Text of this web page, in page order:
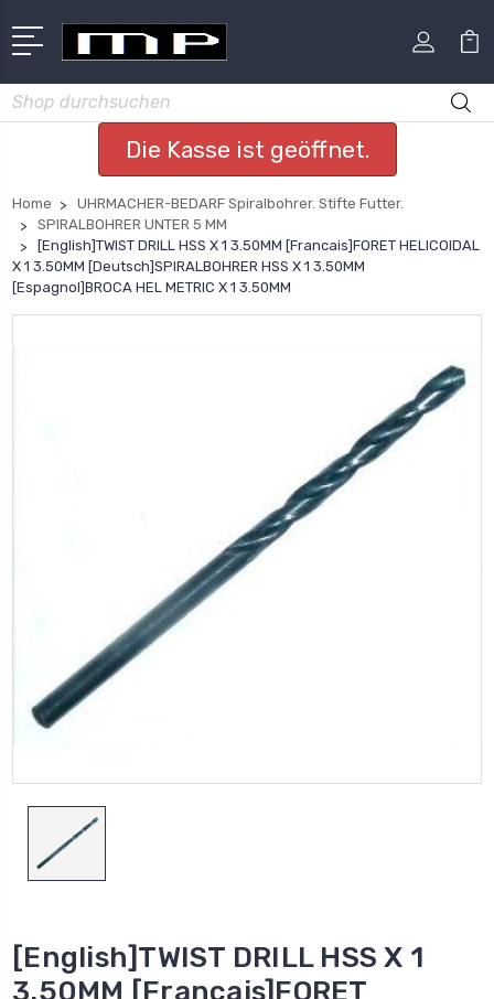
Suchen
Die Kasse ist geöffnet.
Home
UHRMACHER-BEDARF Spiralbohrer. Stifte Futter.
SPIRALBOHRER UNTER 5 MM
[English]TWIST DRILL HSS X 1 3.50MM [Francais]FORET HELICOIDAL
X 1 3.50MM [Deutsch]SPIRALBOHRER HSS X 1 3.50MM
[Espagnol]BROCA HEL METRIC X 1 3.50MM
[English]TWIST DRILL HSS X 1
3.50MM [Francais]FORET